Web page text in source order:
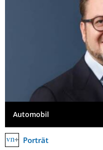
Automobil
Porträt